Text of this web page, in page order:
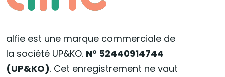
alfie est une marque commerciale de
la société UP&KO. N° 52440914744
(UP&KO). Cet enregistrement ne vaut